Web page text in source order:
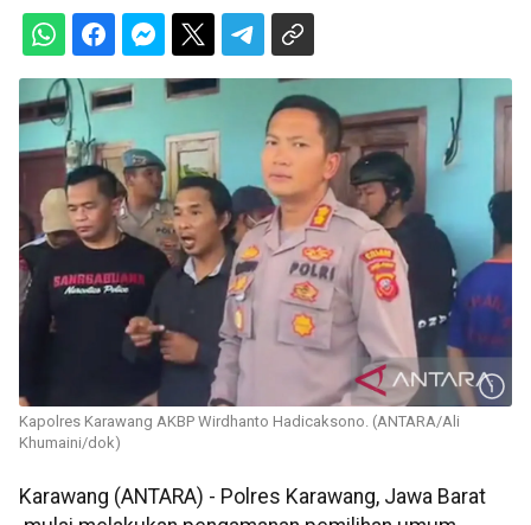
Kapolres Karawang AKBP Wirdhanto Hadicaksono. (ANTARA/Ali
Khumaini/dok)
Karawang (ANTARA) - Polres Karawang, Jawa Barat